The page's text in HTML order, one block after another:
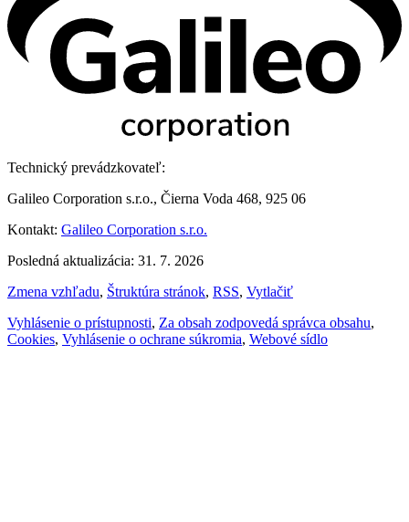
Technický prevádzkovateľ:
Galileo Corporation s.r.o., Čierna Voda 468, 925 06
Kontakt: Galileo Corporation s.r.o.
Posledná aktualizácia: 31. 7. 2026
Zmena vzhľadu, Štruktúra stránok, RSS, Vytlačiť
Vyhlásenie o prístupnosti, Za obsah zodpovedá správca obsahu,
Cookies, Vyhlásenie o ochrane súkromia, Webové sídlo